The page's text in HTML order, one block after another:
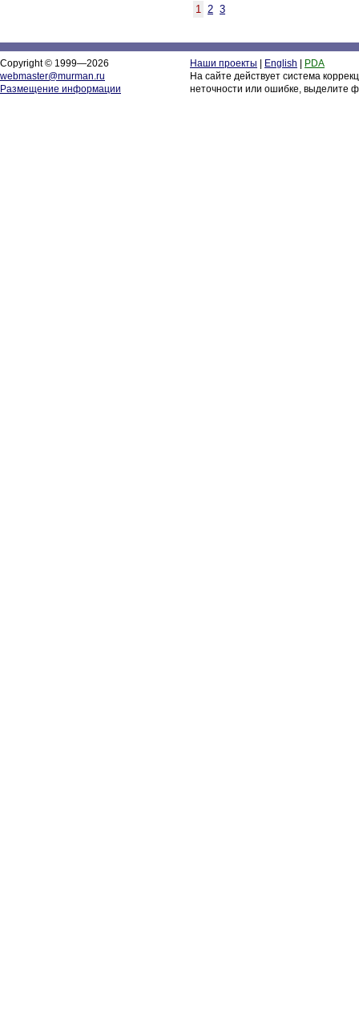
1 2 3
Copyright © 1999—2026
webmaster@murman.ru
Размещение информации
Наши проекты English
PDA
На сайте действует система
неточности или ошибке, выделите